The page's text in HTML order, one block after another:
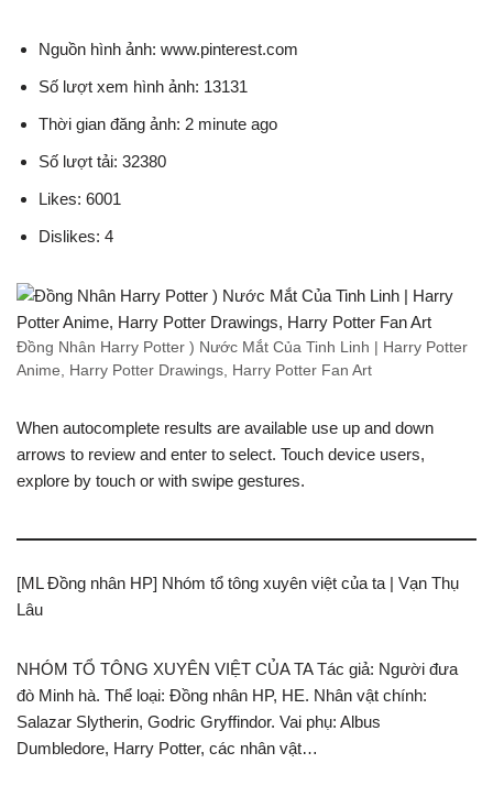
Nguồn hình ảnh: www.pinterest.com
Số lượt xem hình ảnh: 13131
Thời gian đăng ảnh: 2 minute ago
Số lượt tải: 32380
Likes: 6001
Dislikes: 4
Đồng Nhân Harry Potter ) Nước Mắt Của Tinh Linh | Harry Potter
Anime, Harry Potter Drawings, Harry Potter Fan Art
When autocomplete results are available use up and down
arrows to review and enter to select. Touch device users,
explore by touch or with swipe gestures.
[ML Đồng nhân HP] Nhóm tổ tông xuyên việt của ta | Vạn Thụ
Lâu
NHÓM TỔ TÔNG XUYÊN VIỆT CỦA TA Tác giả: Người đưa
đò Minh hà. Thể loại: Đồng nhân HP, HE. Nhân vật chính:
Salazar Slytherin, Godric Gryffindor. Vai phụ: Albus
Dumbledore, Harry Potter, các nhân vật…